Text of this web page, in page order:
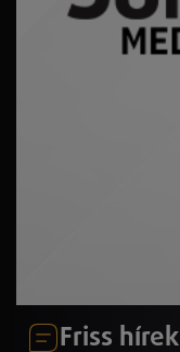
Friss hírek